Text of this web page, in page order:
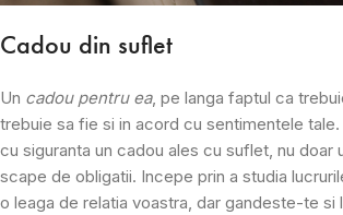
Cadou din suflet
Un cadou pentru ea, pe langa faptul ca
trebuie sa fie si in acord cu sentimentele
cu siguranta un cadou ales cu suflet, nu doar
scape de obligatii. Incepe prin a studia
o leaga de relatia voastra, dar gandeste-te si